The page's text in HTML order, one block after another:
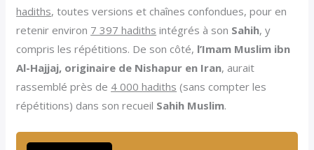
hadiths, toutes versions et chaînes confondues, pour en
retenir environ 7 397 hadiths intégrés à son Sahih, y
compris les répétitions. De son côté, l’Imam Muslim ibn
Al-Hajjaj, originaire de Nishapur en Iran, aurait
rassemblé près de 4 000 hadiths (sans compter les
répétitions) dans son recueil Sahih Muslim.